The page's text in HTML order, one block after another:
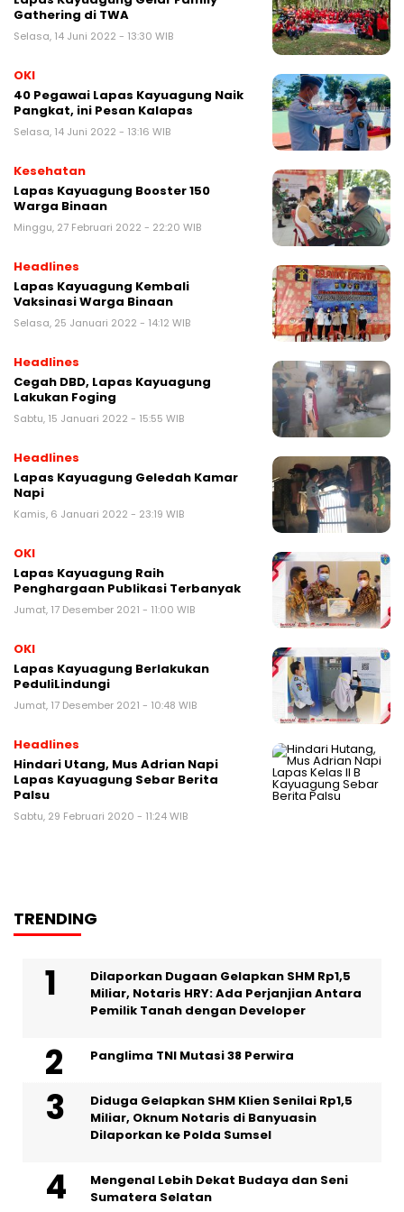
Gathering di TWA
Selasa, 14 Juni 2022 - 13:30 WIB
OKI
40 Pegawai Lapas Kayuagung Naik
Pangkat, ini Pesan Kalapas
Selasa, 14 Juni 2022 - 13:16 WIB
Kesehatan
Lapas Kayuagung Booster 150
Warga Binaan
Minggu, 27 Februari 2022 - 22:20 WIB
Headlines
Lapas Kayuagung Kembali
Vaksinasi Warga Binaan
Selasa, 25 Januari 2022 - 14:12 WIB
Headlines
Cegah DBD, Lapas Kayuagung
Lakukan Foging
Sabtu, 15 Januari 2022 - 15:55 WIB
Headlines
Lapas Kayuagung Geledah Kamar
Napi
Kamis, 6 Januari 2022 - 23:19 WIB
OKI
Lapas Kayuagung Raih
Penghargaan Publikasi Terbanyak
Jumat, 17 Desember 2021 - 11:00 WIB
OKI
Lapas Kayuagung Berlakukan
PeduliLindungi
Jumat, 17 Desember 2021 - 10:48 WIB
Headlines
Hindari Utang, Mus Adrian Napi
Lapas Kayuagung Sebar Berita
Palsu
Sabtu, 29 Februari 2020 - 11:24 WIB
TRENDING
Dilaporkan Dugaan Gelapkan SHM Rp1,5
Miliar, Notaris HRY: Ada Perjanjian Antara
Pemilik Tanah dengan Developer
Panglima TNI Mutasi 38 Perwira
Diduga Gelapkan SHM Klien Senilai Rp1,5
Miliar, Oknum Notaris di Banyuasin
Dilaporkan ke Polda Sumsel ‎
Mengenal Lebih Dekat Budaya dan Seni
Sumatera Selatan